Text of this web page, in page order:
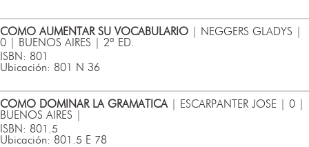
COMO AUMENTAR SU VOCABULARIO | NEGGERS GLADYS |
0 | BUENOS AIRES | 2ª ED.
ISBN: 801
Ubicación: 801 N 36
COMO DOMINAR LA GRAMATICA | ESCARPANTER JOSE | 0 |
BUENOS AIRES |
ISBN: 801.5
Ubicación: 801.5 E 78